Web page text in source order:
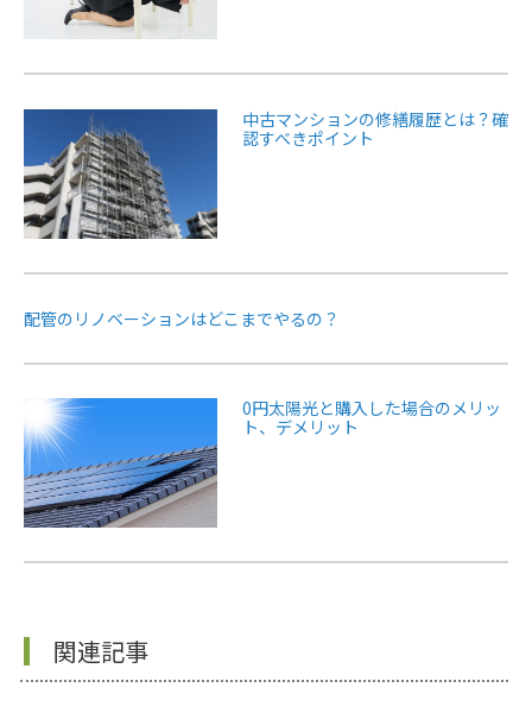
中古マンションの修繕履歴とは？確
認すべきポイント
配管のリノベーションはどこまでやるの？
0円太陽光と購入した場合のメリッ
ト、デメリット
関連記事